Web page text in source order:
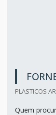
PLASTICOS
Quem